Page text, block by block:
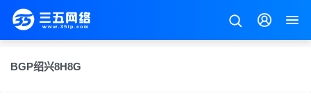
BGP绍兴8H8G